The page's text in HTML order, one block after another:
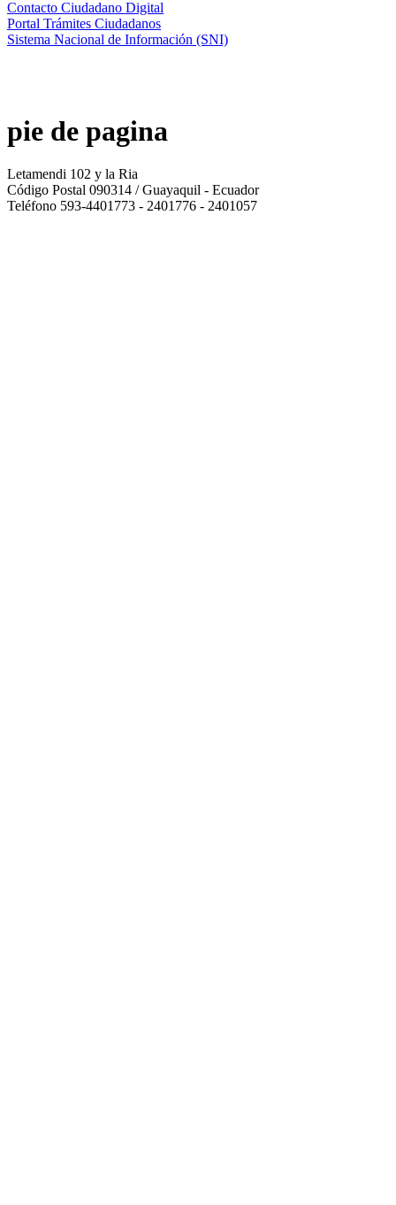
Contacto Ciudadano Digital
Portal Trámites Ciudadanos
Sistema Nacional de Información (SNI)
pie de pagina
Letamendi 102 y la Ria
Código Postal 090314 / Guayaquil - Ecuador
Teléfono 593-4401773 - 2401776 - 2401057